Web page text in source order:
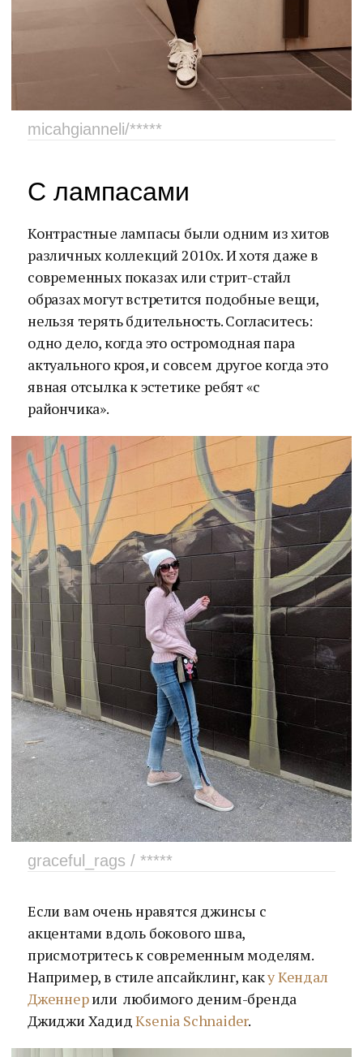
micahgianneli/*****
С лампасами
Контрастные лампасы были одним из хитов
различных коллекций 2010х. И хотя даже в
современных показах или стрит-стайл
образах могут встретится подобные вещи,
нельзя терять бдительность. Согласитесь:
одно дело, когда это остромодная пара
актуального кроя, и совсем другое когда это
явная отсылка к эстетике ребят «с
райончика».
graceful_rags / *****
Если вам очень нравятся джинсы с
акцентами вдоль бокового шва,
присмотритесь к современным моделям.
Например, в стиле апсайклинг, каку Кендал
Дженнерили любимого деним-бренда
Джиджи ХадидKsenia Schnaider.